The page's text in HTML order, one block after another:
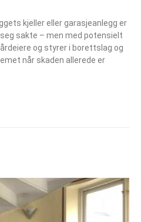
kjeller eller garasjeanlegg er
sakte – men med potensielt
og styrer i borettslag og
når skaden allerede er